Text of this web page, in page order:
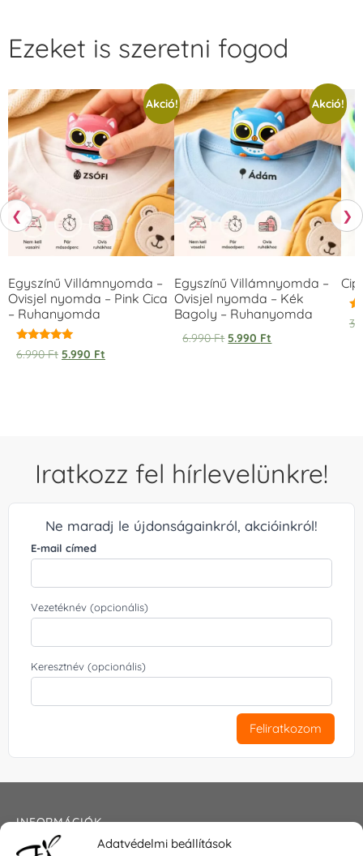
Adatvédelmi beállítások
❮
Ezeket is szeretni fogod
Akció!
Egyszínű Villámnyomda –
Ovisjel nyomda – Pink Cica
– Ruhanyomda
Értékelés:
5.00
6.990Ft 5.990 Ft
Akció!
Egyszínű Villámnyomda –
Ovisjel nyomda – Kék
Bagoly – Ruhanyomda
6.990Ft 5.990 Ft
❯
Iratkozz fel hírlevelünkre!
Ne maradj le újdonságainkról, akcióinkról!
E-mail címed
Vezetéknév (opcionális)
Keresztnév (opcionális)
Feliratkozom
INFORMÁCIÓK